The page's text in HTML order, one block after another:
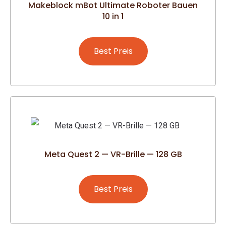
Makeblock mBot Ultimate Roboter Bauen
10 in 1
Best Preis
Meta Quest 2 — VR-Brille — 128 GB
Best Preis